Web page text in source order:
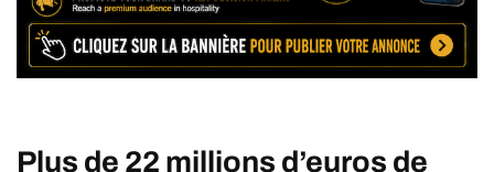
Plus de 22 millions d’euros de